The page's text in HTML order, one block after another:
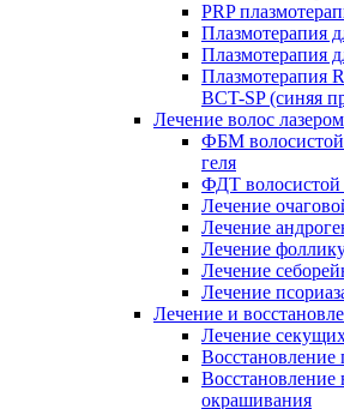
PRP
Плазмотерапия
Плазмотерапия
Плазмотерапия
BCT-SP (синяя
Лечение волос лазером
ФБМ волосистой
геля
ФДТ волосистой
Лечение
Лечение
Лечение
Лечение
Лечение
Лечение и
Лечение
Восстановление
окрашивания